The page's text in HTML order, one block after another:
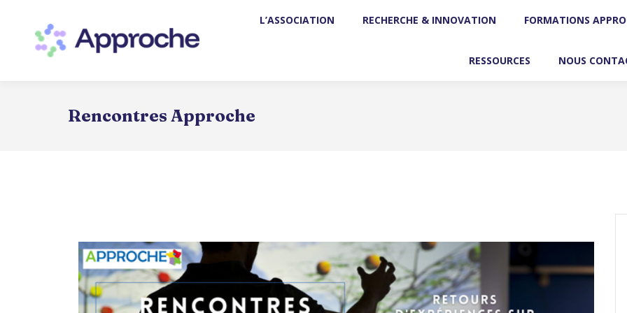
L’ASSOCIATION RECHERCHE & INNOVATION FORMATIONS
RESSOURCES NOUS
Rencontres Approche
L’ASSOCIATION RECHERCHE & INNOVATION FORMATIONS
RESSOURCES NOUS